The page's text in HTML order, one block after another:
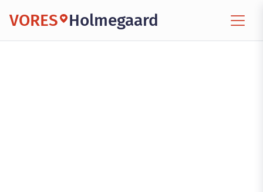
VORES Holmegaard